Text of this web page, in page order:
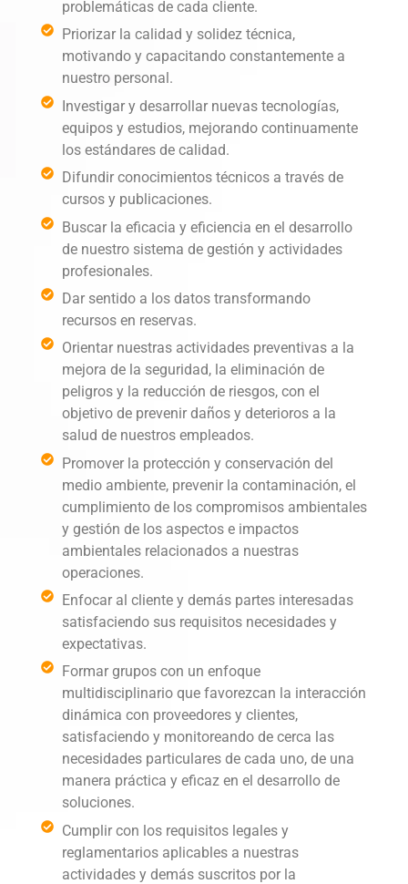
problemáticas de cada cliente.
Priorizar la calidad y solidez técnica,
motivando y capacitando constantemente a
nuestro personal.
Investigar y desarrollar nuevas tecnologías,
equipos y estudios, mejorando continuamente
los estándares de calidad.
Difundir conocimientos técnicos a través de
cursos y publicaciones.
Buscar la eficacia y eficiencia en el desarrollo
de nuestro sistema de gestión y actividades
profesionales.
Dar sentido a los datos transformando
recursos en reservas.
Orientar nuestras actividades preventivas a la
mejora de la seguridad, la eliminación de
peligros y la reducción de riesgos, con el
objetivo de prevenir daños y deterioros a la
salud de nuestros empleados.
Promover la protección y conservación del
medio ambiente, prevenir la contaminación, el
cumplimiento de los compromisos ambientales
y gestión de los aspectos e impactos
ambientales relacionados a nuestras
operaciones.
Enfocar al cliente y demás partes interesadas
satisfaciendo sus requisitos necesidades y
expectativas.
Formar grupos con un enfoque
multidisciplinario que favorezcan la interacción
dinámica con proveedores y clientes,
satisfaciendo y monitoreando de cerca las
necesidades particulares de cada uno, de una
manera práctica y eficaz en el desarrollo de
soluciones.
Cumplir con los requisitos legales y
reglamentarios aplicables a nuestras
actividades y demás suscritos por la